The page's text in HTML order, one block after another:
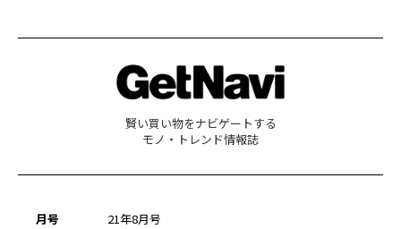
賢い買い物をナビゲートする
モノ・トレンド情報誌
月号
21年8月号